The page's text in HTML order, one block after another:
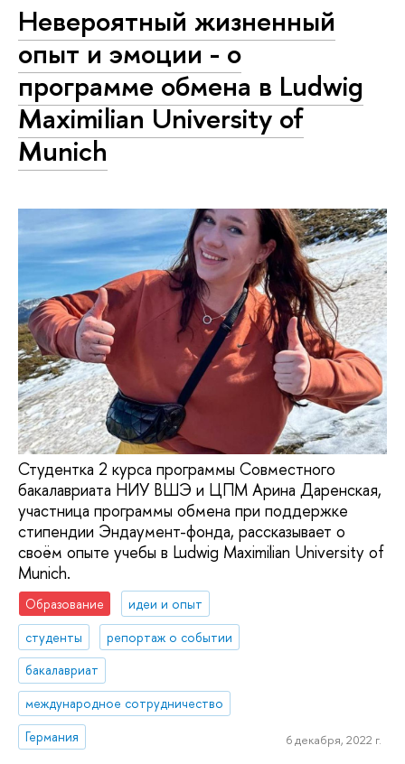
Невероятный жизненный
опыт и эмоции - о
программе обмена в Ludwig
Maximilian University of
Munich
Студентка 2 курса программы Совместного
бакалавриата НИУ ВШЭ и ЦПМ Арина Даренская,
участница программы обмена при поддержке
стипендии Эндаумент-фонда, рассказывает о
своём опыте учебы в Ludwig Maximilian University of
Munich.
Образование
идеи и опыт
студенты
репортаж о событии
бакалавриат
международное сотрудничество
Германия
6 декабря, 2022 г.